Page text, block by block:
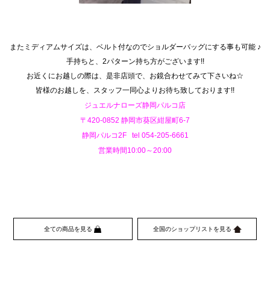
またミディアムサイズは、ベルト付なのでショルダーバッグにする事も可能 ♪
手持ちと、2パターン持ち方がございます!!
お近くにお越しの際は、是非店頭で、お鏡合わせてみて下さいね☆
皆様のお越しを、スタッフ一同心よりお待ち致しております!!
ジュエルナローズ静岡パルコ店
〒420-0852 静岡市葵区紺屋町6-7
静岡パルコ2F tel 054-205-6661
営業時間10:00～20:00
全ての商品を見る 全国のショップリストを見る